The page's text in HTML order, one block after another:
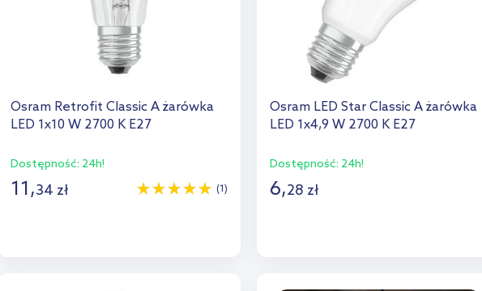
Osram Retrofit Classic A żarówka
LED 1x10 W 2700 K E27
Dostępność: 24h!
11,34 zł (1)
Osram LED Star Classic A żarówka
LED 1x4,9 W 2700 K E27
Dostępność: 24h!
6,28 zł